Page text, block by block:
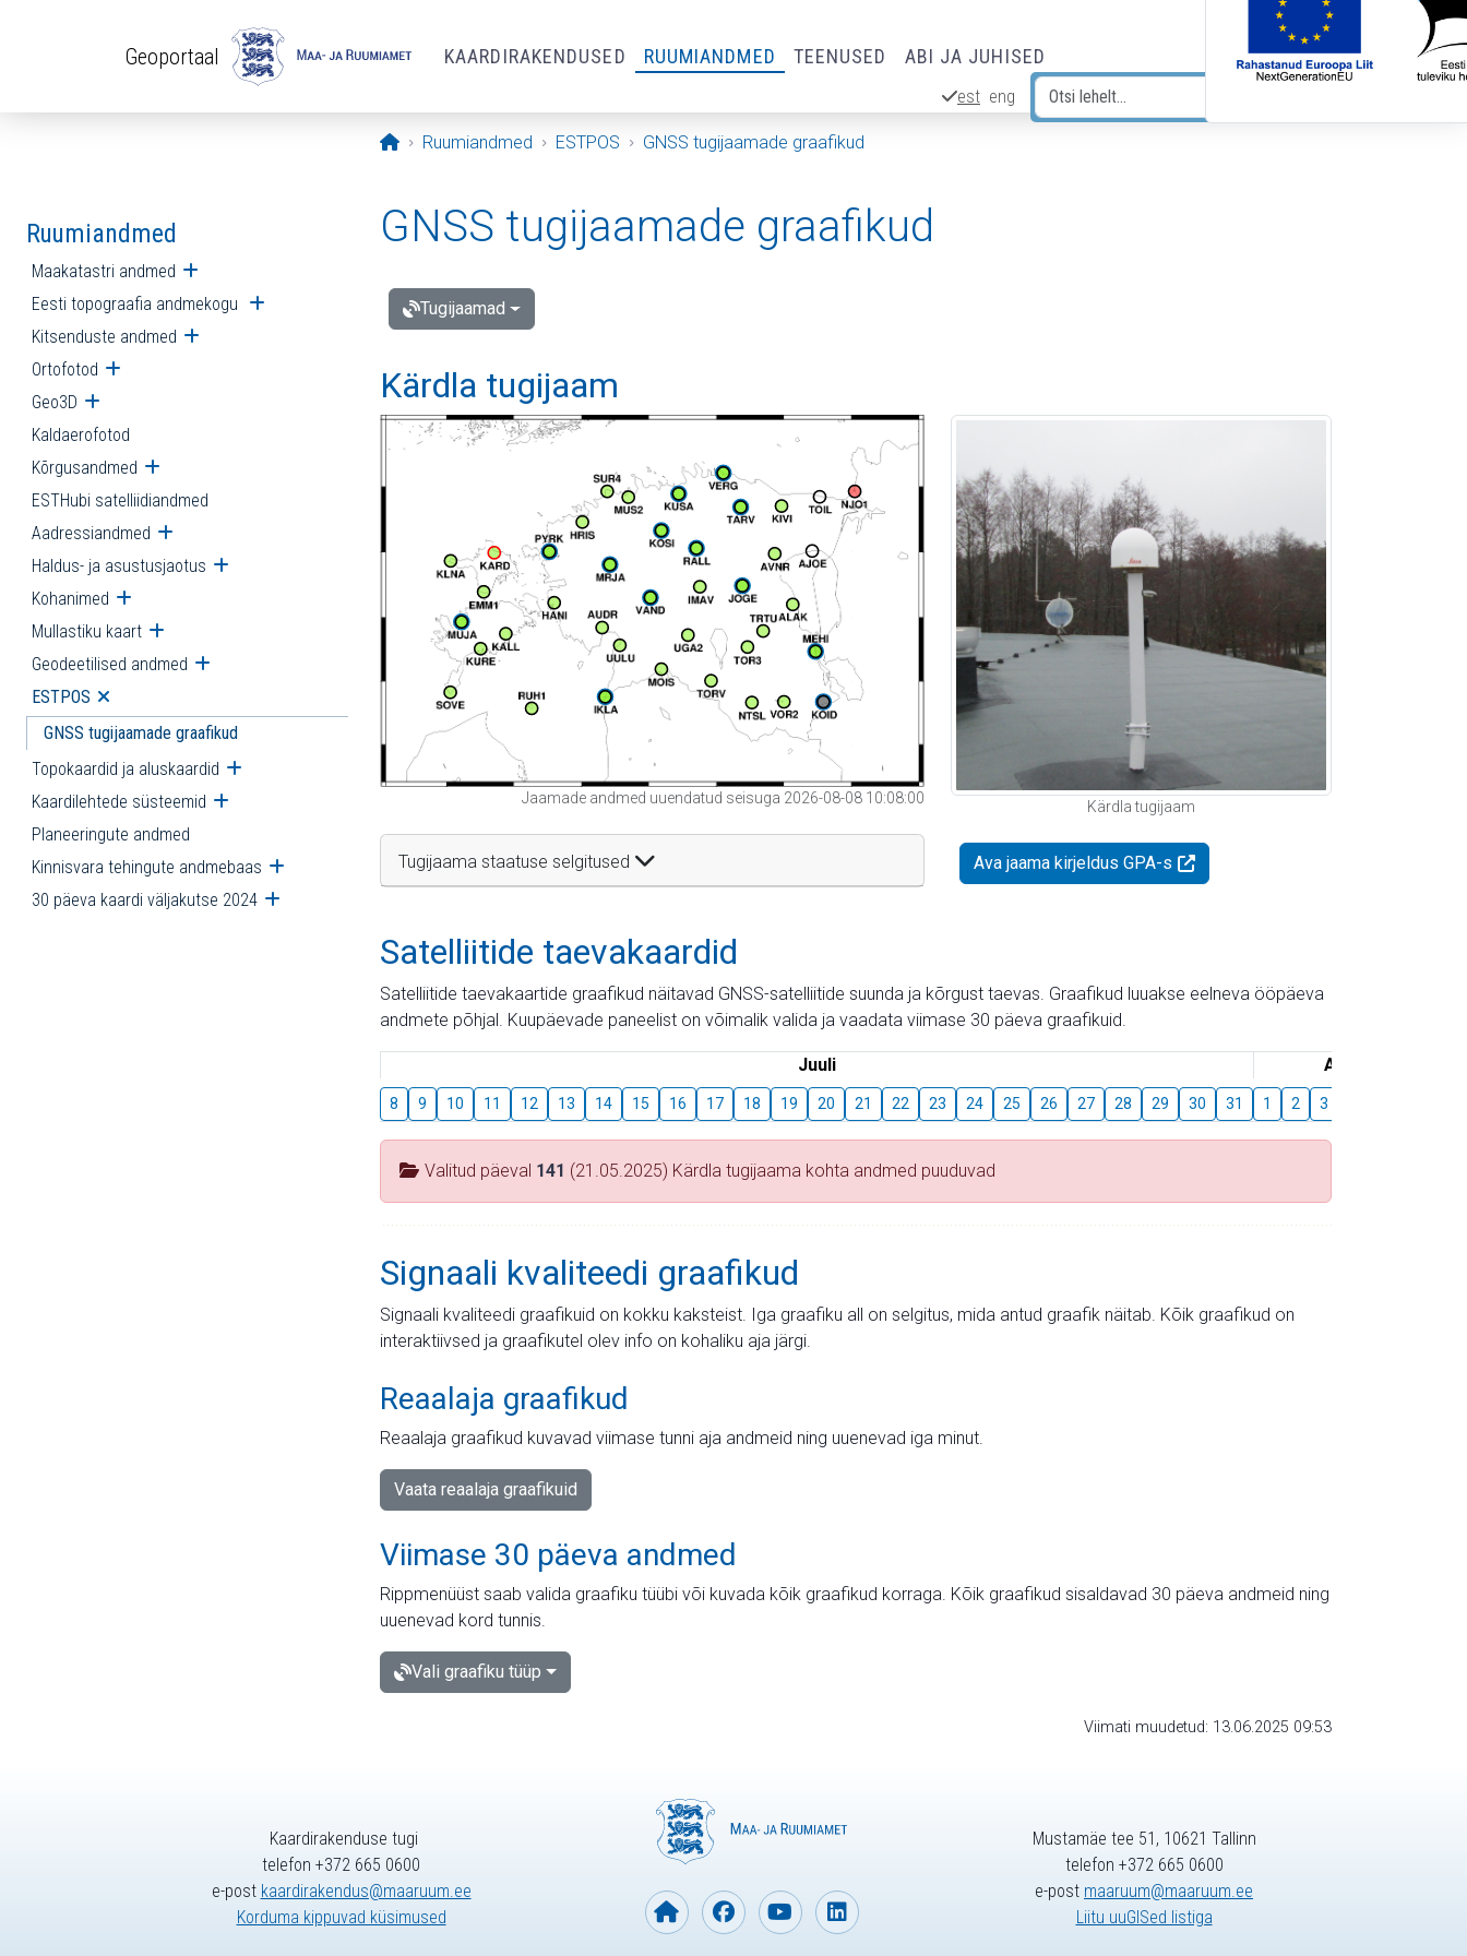
Geoportaal KAARDIRAKENDUSED RUUMIANDMED TEENUSED ABI JA JUHISED
est eng
Avaleht
Ruumiandmed ESTPOS GNSS tugijaamade graafikud
Ruumiandmed
Maakatastri andmed Ava alammenüü
Eesti topograafia andmekogu Ava alammenüü
Kitsenduste andmed Ava alammenüü
Ortofotod Ava alammenüü
Geo3D Ava alammenüü
Kaldaerofotod
Kõrgusandmed Ava alammenüü
ESTHubi satelliidiandmed
Aadressiandmed Ava alammenüü
Haldus- ja asustusjaotus Ava alammenüü
Kohanimed Ava alammenüü
Mullastiku kaart Ava alammenüü
Geodeetilised andmed Ava alammenüü
ESTPOS Ava alammenüü
GNSS tugijaamade graafikud
Topokaardid ja aluskaardid Ava alammenüü
Kaardilehtede süsteemid Ava alammenüü
Planeeringute andmed
Kinnisvara tehingute andmebaas Ava alammenüü
30 päeva kaardi väljakutse 2024 Ava alammenüü
GNSS tugijaamade graafikud
Tugijaamad
Kärdla tugijaam
Jaamade andmed uuendatud seisuga 2026-08-08 10:08:00
Tugijaama staatuse selgitused
Kärdla tugijaam
Ava jaama kirjeldus GPA-s
Satelliitide taevakaardid
Satelliitide taevakaartide graafikud näitavad GNSS-satelliitide suunda ja kõrgust taevas. Graafikud luuakse eelneva ööpäeva
andmete põhjal. Kuupäevade paneelist on võimalik valida ja vaadata viimase 30 päeva graafikuid.
Juuli August
8 9 10 11 12 13 14 15 16 17 18 19 20 21 22 23 24 25 26 27 28 29 30 31 1 2 3
Valitud päeval 141 (21.05.2025) Kärdla tugijaama kohta andmed puuduvad
Signaali kvaliteedi graafikud
Signaali kvaliteedi graafikuid on kokku kaksteist. Iga graafiku all on selgitus, mida antud graafik näitab. Kõik graafikud on
interaktiivsed ja graafikutel olev info on kohaliku aja järgi.
Reaalaja graafikud
Reaalaja graafikud kuvavad viimase tunni aja andmeid ning uuenevad iga minut.
Vaata reaalaja graafikuid
Viimase 30 päeva andmed
Rippmenüüst saab valida graafiku tüübi või kuvada kõik graafikud korraga. Kõik graafikud sisaldavad 30 päeva andmeid ning
uuenevad kord tunnis.
Vali graafiku tüüp
Viimati muudetud: 13.06.2025 09:53
Kaardirakenduse tugi
telefon +372 665 0600
e-post kaardirakendus@maaruum.ee
Korduma kippuvad küsimused
Mustamäe tee 51, 10621 Tallinn
telefon +372 665 0600
e-post maaruum@maaruum.ee
Liitu uuGISed listiga